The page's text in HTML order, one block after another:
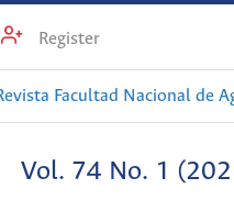
Register
Facultad Nacional de
Vol. 74 No. 1